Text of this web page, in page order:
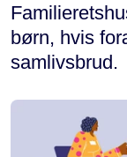
børn, hvis
samlivsbrud.